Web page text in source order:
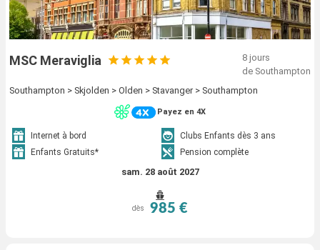
MSC Meraviglia
8 jours
de Southampton
Southampton > Skjolden > Olden > Stavanger > Southampton
Payez en 4X
Internet à bord
Clubs Enfants dès 3 ans
Enfants Gratuits*
Pension complète
sam. 28 août 2027
dès 985 €